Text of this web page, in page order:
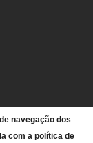
navegação dos
com a política de